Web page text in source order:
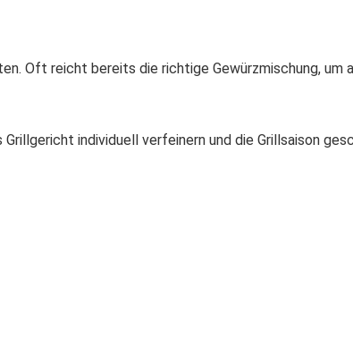
Oft reicht bereits die richtige Gewürzmischung, um
individuell verfeinern und die Grillsaison